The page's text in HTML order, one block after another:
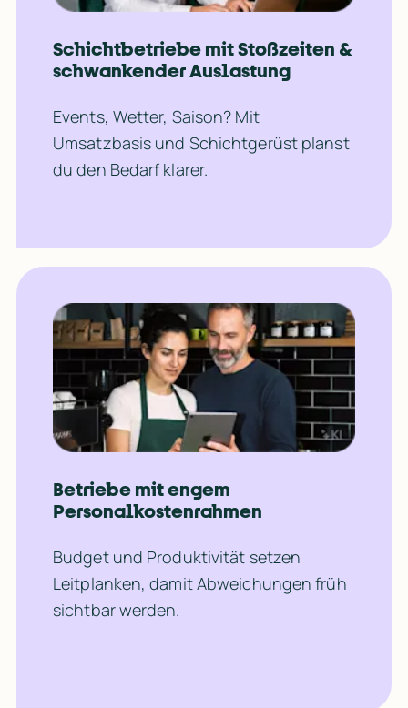
Schichtbetriebe mit Stoßzeiten &
schwankender Auslastung
Events, Wetter, Saison? Mit
Umsatzbasis und Schichtgerüst planst
du den Bedarf klarer.
Betriebe mit engem
Personalkostenrahmen
Budget und Produktivität setzen
Leitplanken, damit Abweichungen früh
sichtbar werden.